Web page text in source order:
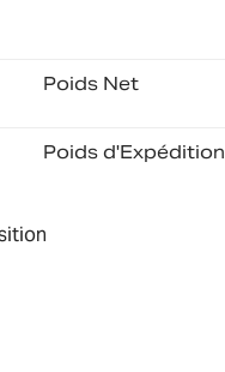
Poids Net
Poids d'Expédition